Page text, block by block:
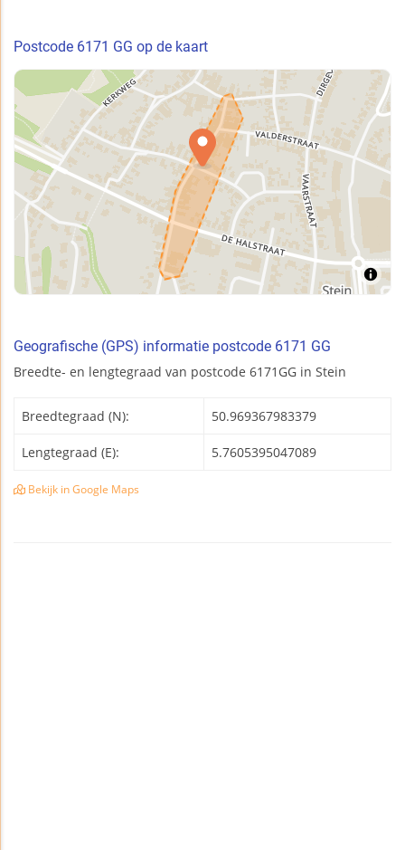
Postcode 6171 GG op de kaart
Geografische (GPS) informatie postcode 6171 GG
Breedte- en lengtegraad van postcode 6171GG in Stein
Breedtegraad (N): 50.969367983379
Lengtegraad (E): 5.7605395047089
Bekijk in Google Maps